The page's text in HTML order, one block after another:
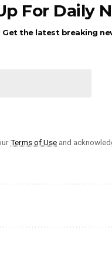
For Daily
Get the latest breaking
Terms of Use and